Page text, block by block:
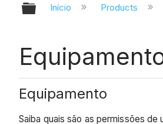
Expandir/
Início Products
Equipamento
Saiba quais são as permissões